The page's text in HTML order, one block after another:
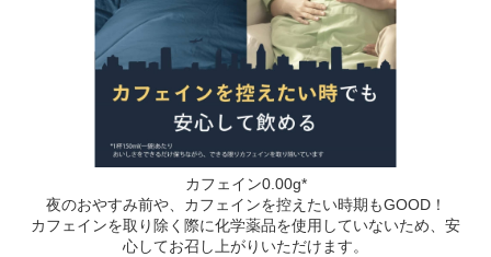
カフェイン0.00g*
夜のおやすみ前や、カフェインを控えたい時期もGOOD！
カフェインを取り除く際に化学薬品を使用していないため、安
心してお召し上がりいただけます。